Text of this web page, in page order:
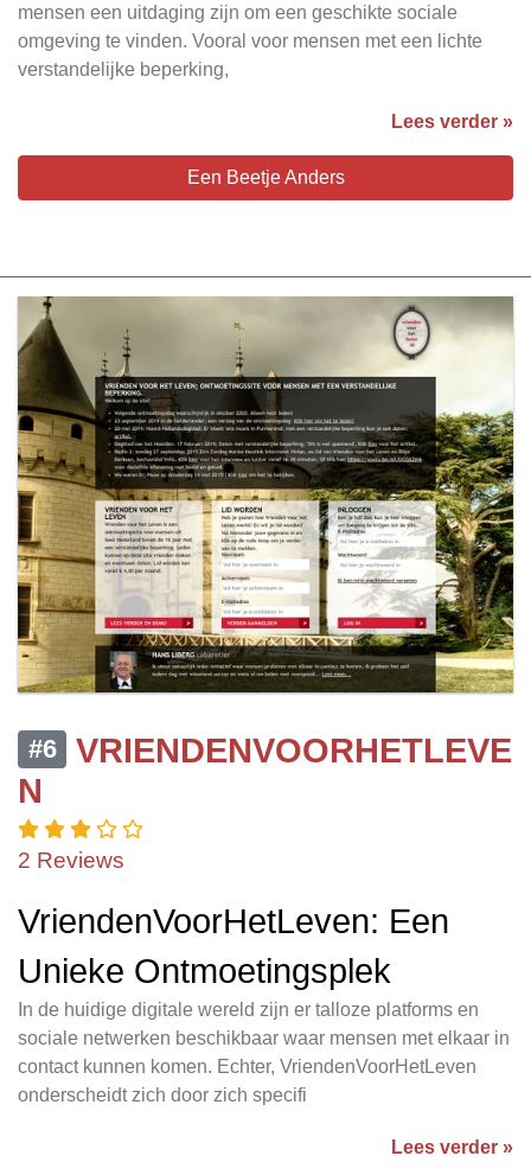
mensen een uitdaging zijn om een geschikte sociale
omgeving te vinden. Vooral voor mensen met een lichte
verstandelijke beperking,
Lees verder »
Een Beetje Anders
#6
VRIENDENVOORHETLEVE
N
2 Reviews
VriendenVoorHetLeven: Een
Unieke Ontmoetingsplek
In de huidige digitale wereld zijn er talloze platforms en
sociale netwerken beschikbaar waar mensen met elkaar in
contact kunnen komen. Echter, VriendenVoorHetLeven
onderscheidt zich door zich specifi
Lees verder »